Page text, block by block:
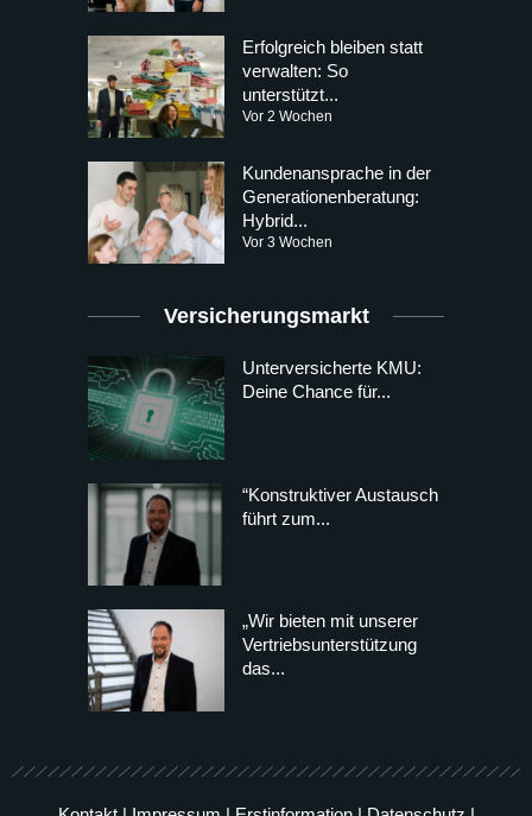
Erfolgreich bleiben statt
verwalten: So
unterstützt...
Vor 2 Wochen
Kundenansprache in der
Generationenberatung:
Hybrid...
Vor 3 Wochen
Versicherungsmarkt
Unterversicherte KMU:
Deine Chance für...
“Konstruktiver Austausch
führt zum...
„Wir bieten mit unserer
Vertriebsunterstützung
das...